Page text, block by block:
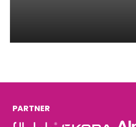
PARTNER